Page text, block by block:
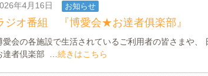
年4月16日 お知らせ
ジオ番組 『博愛会★お達者俱楽部』
愛会の各施設で生活されているご利用者の皆さまや
達者倶楽部 … 続きはこちら